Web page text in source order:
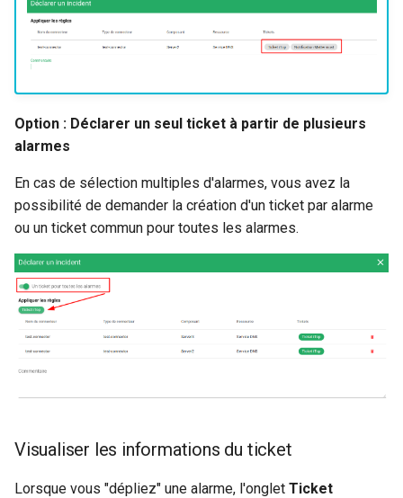
Option : Déclarer un seul ticket à partir de plusieurs
alarmes
En cas de sélection multiples d'alarmes, vous avez la
possibilité de demander la création d'un ticket par alarme
ou un ticket commun pour toutes les alarmes.
Visualiser les informations du ticket
Lorsque vous "dépliez" une alarme, l'onglet Ticket